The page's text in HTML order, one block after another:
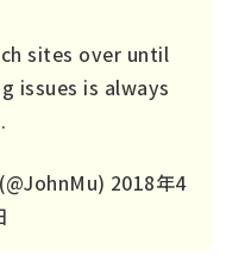
sites over until
issues is always
2018年4